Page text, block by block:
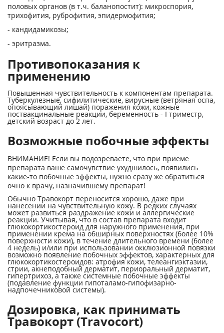
половых органов (в т.ч. баланопостит): микроспория,
трихофития, руброфития, эпидермофития;
- кандидамикозы;
- эритразма.
Противопоказания к
применению
Повышенная чувствительность к компонентам препарата.
Туберкулезные, сифилитические, вирусные (ветряная оспа,
опоясывающий лишай) поражения кожи, кожные
поствакцинальные реакции, беременность - I триместр,
детский возраст до 2 лет.
Возможные побочные эффекты
ВНИМАНИЕ! Если вы подозреваете, что при приеме
препарата ваше самочувствие ухудшилось, появились
какие-то побочные эффекты, нужно сразу же обратиться
очно к врачу, назначившему препарат!
Обычно Травокорт переносится хорошо, даже при
нанесении на чувствительную кожу. В редких случаях
может развиться раздражение кожи и аллергические
реакции. Учитывая, что в состав препарата входит
глюкокортикостероид для наружного применения, при
применении крема на обширных поверхностях (более 10%
поверхности кожи), в течение длительного времени (более
4 недель) и/или при использовании окклюзионной повязки
возможно появление побочных эффектов, характерных для
глюкокортикостероидов: атрофия кожи, телеангиэктазии,
стрии, акнеподобный дерматит, периоральный дерматит,
гипертрихоз, а также системные побочные эффекты
(подавление функции гипоталамо-гипофизарно-
надпочечниковой системы).
Дозировка, как принимать
Травокорт (Travocort)